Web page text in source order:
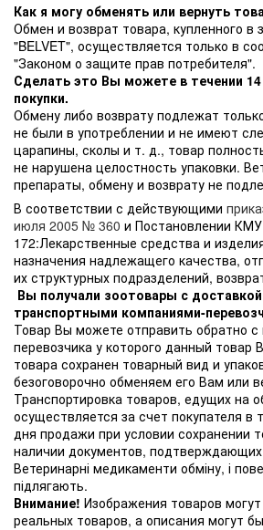
Как я могу обменять или вернуть
Обмен и возврат товара, купленного в
"BELVET", осуществляется только в
"Законом о защите прав потребителя".
Сделать это Вы можете в течении
покупки.
Обмену либо возврату подлежат
не были в употреблении и не имеют
царапины, сколы и т. д., товар
не нарушена целостность упаковки.
препараты, обмену и возврату не
В соответствии с действующими
июля 2005 № 360 и Постановлении
172:Лекарственные средства и
назначения надлежащего качества,
их структурных подразделений,
Вы получали зоотовары с
транспортными компаниями-
Товар Вы можете отправить обратно
перевозчика у которого данный товар
товара сохранен товарный вид и
безоговорочно обменяем его Вам или
Транспортировка товаров, едущих на
осуществляется за счет покупателя в
дня продажи при условии сохранении
наличии документов, подтверждающих
Ветеринарні медикаменти обміну, і
підлягають.
Внимание! Изображения товаров
реальных товаров, а описания могут